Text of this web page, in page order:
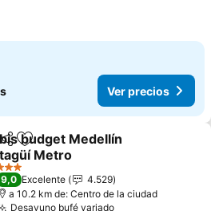
Ver precios
Agregar a favoritos
budget Medellín
Metro
precios
Estrellas
9,0 Excelente
4.529
a 10.2 km de: Centro de la ciudad
Desayuno bufé variado